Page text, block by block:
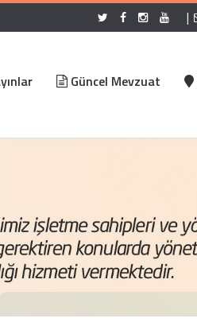
|
Güncel Mevzuat